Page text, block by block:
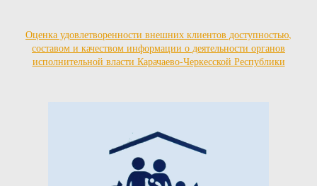
Оценка удовлетворенности внешних клиентов доступностью,
составом и качеством информации о деятельности органов
исполнительной власти Карачаево-Черкесской Республики